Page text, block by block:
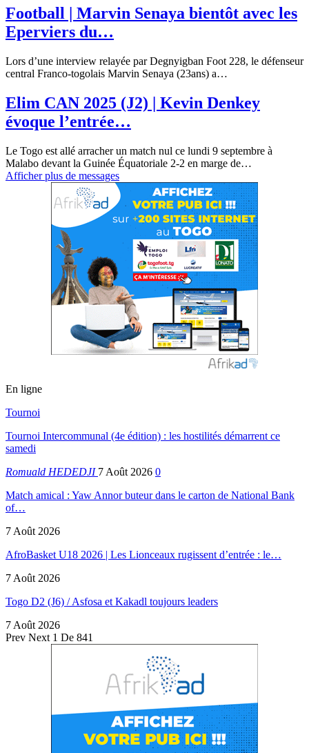
Football | Marvin Senaya bientôt avec les
Eperviers du…
Lors d’une interview relayée par Degnyigban Foot 228, le défenseur
central Franco-togolais Marvin Senaya (23ans) a…
Elim CAN 2025 (J2) | Kevin Denkey
évoque l’entrée…
Le Togo est allé arracher un match nul ce lundi 9 septembre à
Malabo devant la Guinée Équatoriale 2-2 en marge de…
Afficher plus de messages
En ligne
Tournoi
Tournoi Intercommunal (4e édition) : les hostilités démarrent ce
samedi
Romuald HEDEDJI 7 Août 2026 0
Match amical : Yaw Annor buteur dans le carton de National Bank
of…
7 Août 2026
AfroBasket U18 2026 | Les Lionceaux rugissent d’entrée : le…
7 Août 2026
Togo D2 (J6) / Asfosa et Kakadl toujours leaders
7 Août 2026
Prev Next 1 De 841